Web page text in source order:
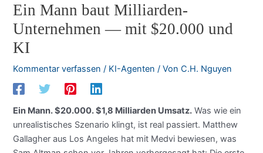
Ein Mann baut Milliarden-
Unternehmen — mit $20.000 und
KI
Kommentar verfassen / KI-Agenten / VonC.H. Nguyen
Ein Mann. $20.000. $1,8 Milliarden Umsatz. Was wie ein
unrealistisches Szenario klingt, ist real passiert. Matthew
Gallagher aus Los Angeles hat mit Medvi bewiesen, was